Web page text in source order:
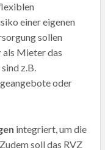
einer eigenen
sollen
als Mieter das
z.B.
oder
integriert, um die
soll das RVZ